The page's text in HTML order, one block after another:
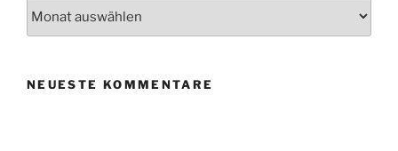
NEUESTE KOMMENTARE